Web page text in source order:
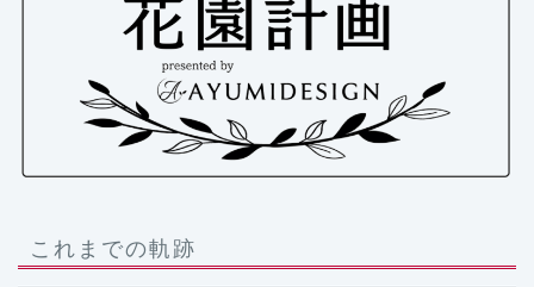
これまでの軌跡